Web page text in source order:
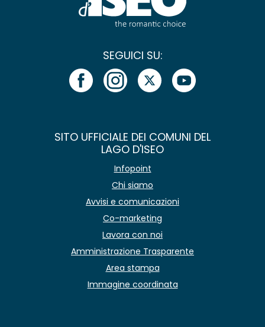
SEGUICI SU:
SITO UFFICIALE DEI COMUNI DEL
LAGO D'ISEO
Infopoint
Chi siamo
Avvisi e comunicazioni
Co-marketing
Lavora con noi
Amministrazione Trasparente
Area stampa
Immagine coordinata